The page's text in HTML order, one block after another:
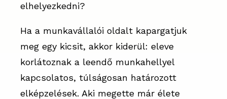
elhelyezkedni?
Ha a munkavállalói oldalt kapargatjuk
meg egy kicsit, akkor kiderül: eleve
korlátoznak a leendő munkahellyel
kapcsolatos, túlságosan határozott
elképzelések. Aki megette már élete